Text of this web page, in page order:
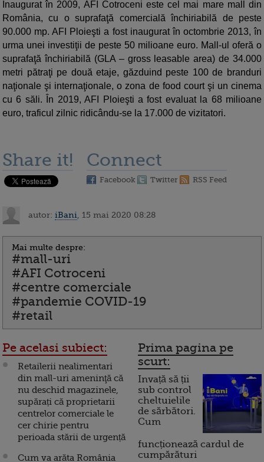
Inaugurat în 2009, AFI Cotroceni este cel mai mare mall din
România, cu o suprafaţă comercială închiriabilă de peste
90.000 mp. AFI Ploieşti a fost inaugurat în octombrie 2013, în
urma unei investiţii de peste 50 milioane euro. Mall-ul oferă o
suprafaţă închiriabilă (GLA – gross leasable area) de 34.000
metri pătraţi pe două etaje, găzduind peste 100 de branduri
naţionale şi internaţionale, o zona de food court şi un cinema
cu 6 săli. În 2019, AFI Ploieşti a fost evaluat la 68 milioane
euro, traficul zilnic ridicându-se la 17.000 de vizitatori.
Share it! Connect
Facebook Twitter RSS Feed
autor: iBani , 15 mai 2020 08:28
Mai multe despre:
#mall-uri
#AFI Cotroceni
#centre comerciale
#pandemie COVID-19
#retail
Pe acelasi subiect:
Retailerii nealimentari
din mall-uri ameninţă că
nu deschid magazinele,
supărați că proprietarii
centrelor comerciale le
cer chirie pentru
perioada stării de urgență
Cum va arăta România
Prima pagina pe
scurt:
Invață să ții
sub control
cheltuielile
de sărbători.
Cum
funcționează cardul de
cumpărături